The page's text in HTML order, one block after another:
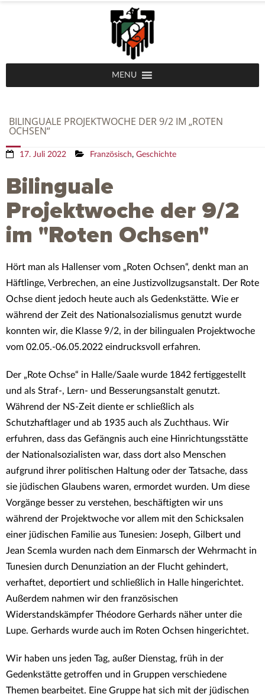
MENU
BILINGUALE PROJEKTWOCHE DER 9/2 IM „ROTEN
OCHSEN“
17. Juli 2022 Französisch, Geschichte
Bilinguale
Projektwoche der 9/2
im "Roten Ochsen"
Hört man als Hallenser vom „Roten Ochsen“, denkt man an
Häftlinge, Verbrechen, an eine Justizvollzugsanstalt. Der Rote
Ochse dient jedoch heute auch als Gedenkstätte. Wie er
während der Zeit des Nationalsozialismus genutzt wurde
konnten wir, die Klasse 9/2, in der bilingualen Projektwoche
vom 02.05.-06.05.2022 eindrucksvoll erfahren.
Der „Rote Ochse“ in Halle/Saale wurde 1842 fertiggestellt
und als Straf-, Lern- und Besserungsanstalt genutzt.
Während der NS-Zeit diente er schließlich als
Schutzhaftlager und ab 1935 auch als Zuchthaus. Wir
erfuhren, dass das Gefängnis auch eine Hinrichtungsstätte
der Nationalsozialisten war, dass dort also Menschen
aufgrund ihrer politischen Haltung oder der Tatsache, dass
sie jüdischen Glaubens waren, ermordet wurden. Um diese
Vorgänge besser zu verstehen, beschäftigten wir uns
während der Projektwoche vor allem mit den Schicksalen
einer jüdischen Familie aus Tunesien: Joseph, Gilbert und
Jean Scemla wurden nach dem Einmarsch der Wehrmacht in
Tunesien durch Denunziation an der Flucht gehindert,
verhaftet, deportiert und schließlich in Halle hingerichtet.
Außerdem nahmen wir den französischen
Widerstandskämpfer Théodore Gerhards näher unter die
Lupe. Gerhards wurde auch im Roten Ochsen hingerichtet.
Wir haben uns jeden Tag, außer Dienstag, früh in der
Gedenkstätte getroffen und in Gruppen verschiedene
Themen bearbeitet. Eine Gruppe hat sich mit der jüdischen